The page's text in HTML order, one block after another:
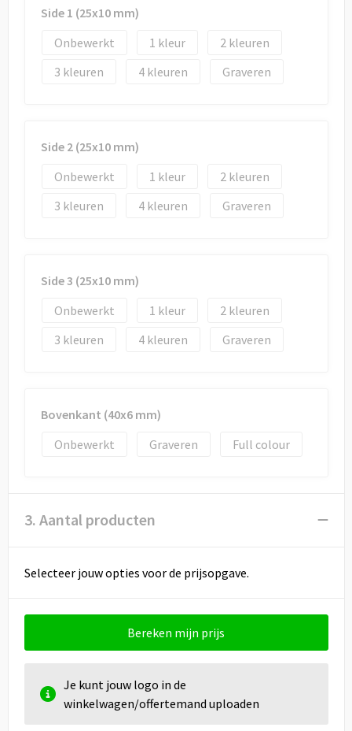
Side 1 (25x10 mm)
Onbewerkt
1
2
3
4 Graveren
Side 2 (25x10 mm)
Onbewerkt
1
2
3
4 Graveren
Side 3 (25x10 mm)
Onbewerkt
1
2
3
4 Graveren
Bovenkant (40x6 mm)
Onbewerkt
Graveren Full colour
3. Aantal producten
Selecteer jouw opties voor de prijsopgave.
Bereken mijn prijs
Je kunt jouw logo in de
winkelwagen/offertemand uploaden